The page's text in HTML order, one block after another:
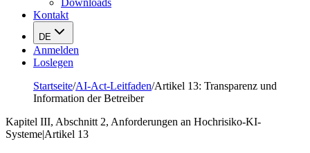
Downloads
Kontakt
DE
Anmelden
Loslegen
Startseite/AI-Act-Leitfaden/Artikel 13: Transparenz und
Information der Betreiber
Kapitel III, Abschnitt 2, Anforderungen an Hochrisiko-KI-
Systeme|Artikel 13